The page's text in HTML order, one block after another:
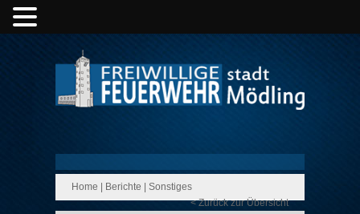
Home Berichte
Sonstiges
< Zurück zur Übersicht